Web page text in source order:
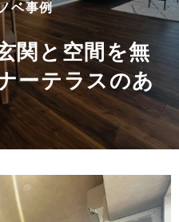
ベ事例
関と空間を無
ーテラスのあ